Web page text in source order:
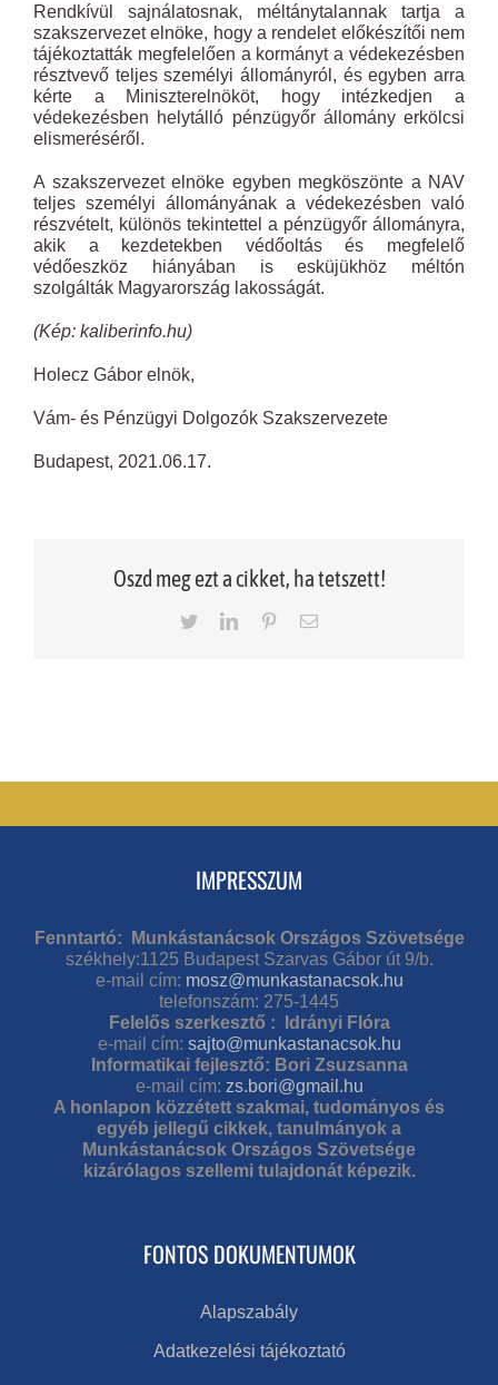
Rendkívül sajnálatosnak, méltánytalannak tartja a
szakszervezet elnöke, hogy a rendelet előkészítői nem
tájékoztatták megfelelően a kormányt a védekezésben
résztvevő teljes személyi állományról, és egyben arra
kérte a Miniszterelnököt, hogy intézkedjen a
védekezésben helytálló pénzügyőr állomány erkölcsi
elismeréséről.
A szakszervezet elnöke egyben megköszönte a NAV
teljes személyi állományának a védekezésben való
részvételt, különös tekintettel a pénzügyőr állományra,
akik a kezdetekben védőoltás és megfelelő
védőeszköz hiányában is esküjükhöz méltón
szolgálták Magyarország lakosságát.
(Kép: kaliberinfo.hu)
Holecz Gábor elnök,
Vám- és Pénzügyi Dolgozók Szakszervezete
Budapest, 2021.06.17.
Oszd meg ezt a cikket, ha tetszett!
TwitterLinkedInPinterestEmail
IMPRESSZUM
Fenntartó: Munkástanácsok Országos Szövetsége
székhely:1125 Budapest Szarvas Gábor út 9/b.
e-mail cím: mosz@munkastanacsok.hu
telefonszám: 275-1445
Felelős szerkesztő : Idrányi Flóra
e-mail cím: sajto@munkastanacsok.hu
Informatikai fejlesztő: Bori Zsuzsanna
e-mail cím: zs.bori@gmail.hu
A honlapon közzétett szakmai, tudományos és
egyéb jellegű cikkek, tanulmányok a
Munkástanácsok Országos Szövetsége
kizárólagos szellemi tulajdonát képezik.
FONTOS DOKUMENTUMOK
Alapszabály
Adatkezelési tájékoztató